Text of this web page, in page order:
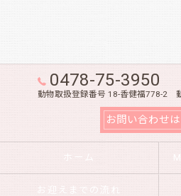
0478-75-3950
動物取扱登録番号 18-香健福778-2
お問い合わせ
ホーム
お迎えまでの流れ